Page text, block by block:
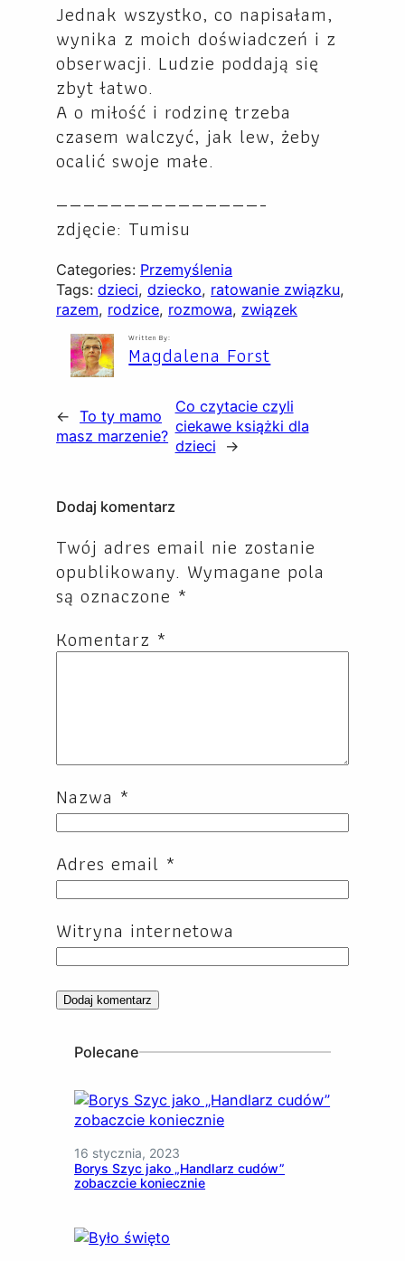
Jednak wszystko, co napisałam,
wynika z moich doświadczeń i z
obserwacji. Ludzie poddają się
zbyt łatwo.
A o miłość i rodzinę trzeba
czasem walczyć, jak lew, żeby
ocalić swoje małe.
———————————————-
zdjęcie: Tumisu
Categories: Przemyślenia
Tags:dzieci, dziecko, ratowanie związku
razem, rodzice, rozmowa, związek
Written By:
Magdalena Forst
←
To ty mamo
masz marzenie?
Co czytacie czyli
ciekawe książki dla
dzieci
→
Dodaj komentarz
Twój adres email nie zostanie
opublikowany. Wymagane pola
są oznaczone *
Komentarz *
Nazwa *
Adres email *
Witryna internetowa
Polecane
16 stycznia, 2023
Borys Szyc jako „Handlarz cudów”
zobaczcie koniecznie